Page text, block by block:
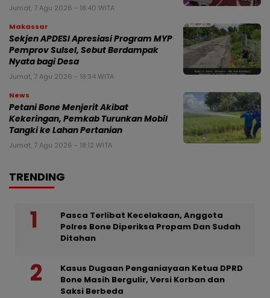
Jumat, 7 Agu 2026 - 18:40 WITA
Makassar
Sekjen APDESI Apresiasi Program MYP
Pemprov Sulsel, Sebut Berdampak
Nyata bagi Desa
Jumat, 7 Agu 2026 - 18:34 WITA
News
Petani Bone Menjerit Akibat
Kekeringan, Pemkab Turunkan Mobil
Tangki ke Lahan Pertanian
Jumat, 7 Agu 2026 - 18:12 WITA
TRENDING
Pasca Terlibat Kecelakaan, Anggota
Polres Bone Diperiksa Propam Dan Sudah
Ditahan
Kasus Dugaan Penganiayaan Ketua DPRD
Bone Masih Bergulir, Versi Korban dan
Saksi Berbeda